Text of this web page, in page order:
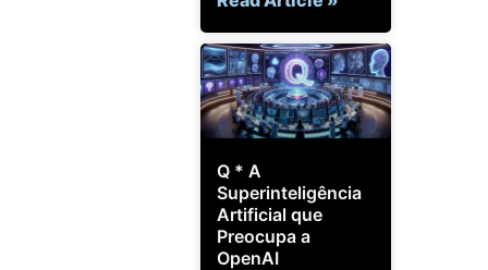
Q * A
Superinteligência
Artificial que
Preocupa a
OpenAI